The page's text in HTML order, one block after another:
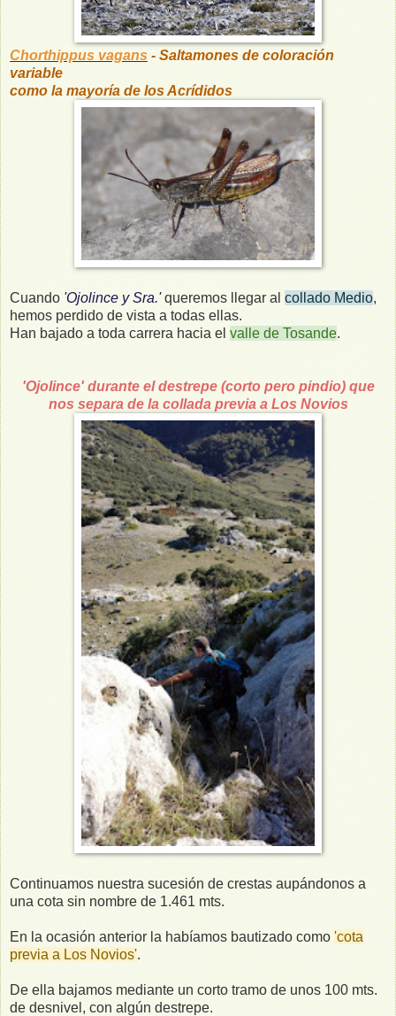
Chorthippus vagans - Saltamones de coloración
variable
como la mayoría de los Acrídidos
Cuando 'Ojolince y Sra.'queremos llegar al collado Medio,
hemos perdido de vista a todas ellas.
Han bajado a toda carrera hacia el valle de Tosande.
'Ojolince' durante el destrepe (corto pero pindio) que
nos separa de la collada previa a Los Novios
Continuamos nuestra sucesión de crestas aupándonos a
una cota sin nombre de 1.461 mts.
En la ocasión anterior la habíamos bautizado como 'cota
previa a Los Novios'.
De ella bajamos mediante un corto tramo de unos 100 mts.
de desnivel, con algún destrepe.